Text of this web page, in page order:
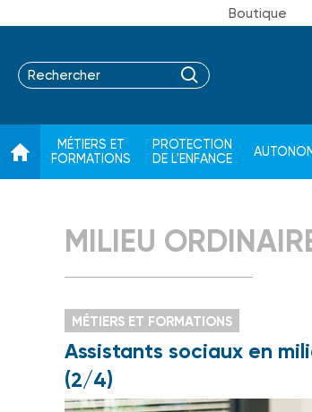
Boutique
MÉTIERS ET
FORMATIONS
PROTECTION
DE L'ENFANCE
MILIEU
MÉTIERS ET FORMATIONS
Assistants sociaux en
(2/4)